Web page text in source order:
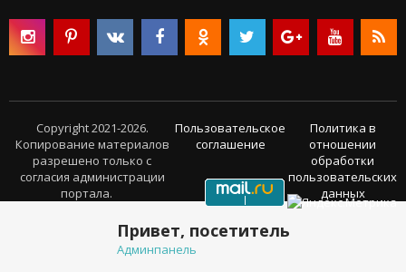
Copyright 2021-2026.
Копирование материалов
разрешено только с
согласия администрации
портала.
Пользовательское
соглашение
Политика в
отношении
обработки
пользовательских
данных
Привет, посетитель
Админпанель